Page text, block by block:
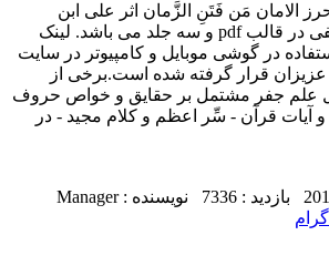
الامان مَن فَتَنِ الزَّمان اثر علی ابن
الحسین الواعظ الکاشفی در قالب pdf و سه جلد می باشد. لینک
در گوشی موبایل و کامپیوتر در سایت
عزیزان قرار گرفته شده است.برخی از
علم جفر مشتمل بر حقایق و خواص حروف
آیات قرآن - سِّر اعظم و کلام مجید - در
بازدید : 7336
نویسنده : Manager